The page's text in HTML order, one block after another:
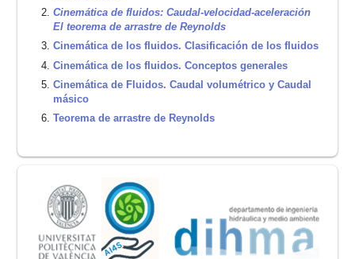
Cinemática de fluidos: Caudal-velocidad-aceleración
El teorema de arrastre de Reynolds
Cinemática de los fluidos. Clasificación de los fluidos
Cinemática de los fluidos. Conceptos generales
Cinemática de Fluidos. Caudal volumétrico y Caudal
másico
Teorema de arrastre de Reynolds